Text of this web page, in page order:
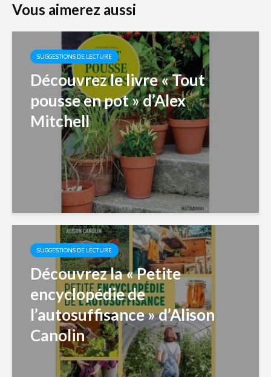
Vous aimerez aussi
SUGGESTIONS DE LECTURE
Découvrez le livre « Tout
pousse en pot » d’Alex
Mitchell
SUGGESTIONS DE LECTURE
Découvrez la « Petite
encyclopédie de
l’autosuffisance » d’Alison
Canolin